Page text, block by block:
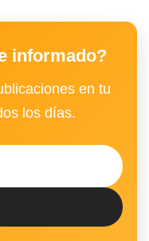
informado?
en tu
los días.